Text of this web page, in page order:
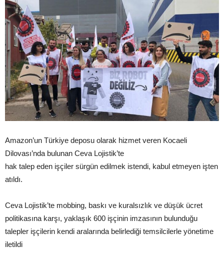
Amazon’un Türkiye deposu olarak hizmet veren Kocaeli
Dilovası’nda bulunan Ceva Lojistik’te
hak talep eden işçiler sürgün edilmek istendi, kabul etmeyen işten
atıldı.
Ceva Lojistik’te mobbing, baskı ve kuralsızlık ve düşük ücret
politikasına karşı, yaklaşık 600 işçinin imzasının bulunduğu
talepler işçilerin kendi aralarında belirlediği temsilcilerle yönetime
iletildi